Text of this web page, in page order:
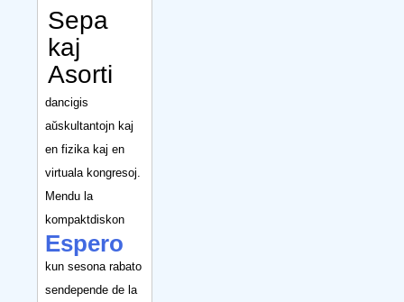
Sepa
kaj
Asorti
dancigis
aŭskultantojn kaj
en fizika kaj en
virtuala kongresoj.
Mendu la
kompaktdiskon
Espero
kun sesona rabato
sendepende de la